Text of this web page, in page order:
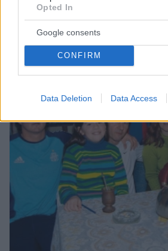
Opted In
Google consents
CONFIRM
Data Deletion Data Access